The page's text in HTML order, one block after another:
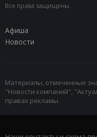
Все права защищены.
Афиша
Новости
Материалы, отмеченные
"Новости компаний",
правах рекламы.